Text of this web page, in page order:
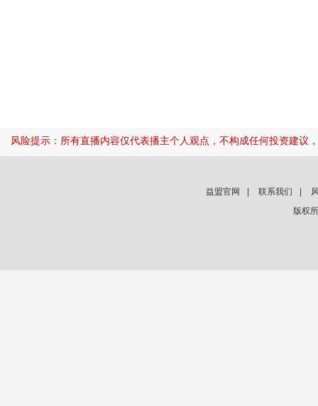
风险提示：所有直播内容仅代表播主个人观点，不构成任何投资建议
益盟官网 联系我们
版权